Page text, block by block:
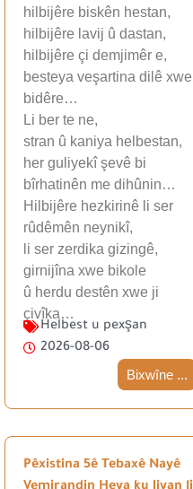
hilbijêre biskên hestan,
hilbijêre lavij û dastan,
hilbijêre çi demjimêr e,
besteya veşartina dilê xwe
bidêre…
Li ber te ne,
stran û kaniya helbestan,
her guliyekî şevê bi
bîrhatinên me dihûnin…
Hilbijêre hezkirinê li ser
rûdêmên neynikî,
li ser zerdika gizingê,
girnijîna xwe bikole
û herdu destên xwe ji
çivîka…
Helbest u pexşan
2026-08-06
Bixwîne ...
Pêxistina 5ê Tebaxê Nayê